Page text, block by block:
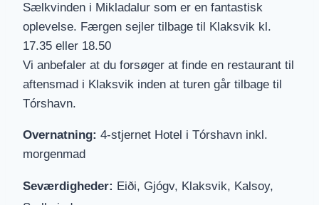
Sælkvinden i Mikladalur som er en fantastisk
oplevelse. Færgen sejler tilbage til Klaksvik kl.
17.35 eller 18.50
Vi anbefaler at du forsøger at finde en restaurant til
aftensmad i Klaksvik inden at turen går tilbage til
Tórshavn.
Overnatning: 4-stjernet Hotel i Tórshavn inkl.
morgenmad
Seværdigheder: Eiði, Gjógv, Klaksvik, Kalsoy,